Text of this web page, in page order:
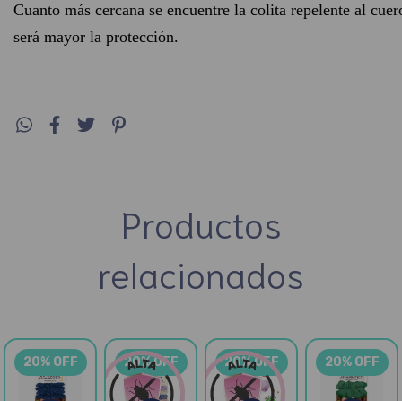
Cuanto más cercana se encuentre la colita repelente al
será mayor la protección.
Productos
relacionados
20% OFF 20% OFF 20% OFF 20% OFF